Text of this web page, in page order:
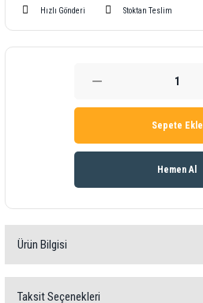
Hızlı Gönderi Stoktan Teslim
Sepete Ekle
Hemen Al
Ürün Bilgisi
Ürün bilgisi
Taksit Seçenekleri